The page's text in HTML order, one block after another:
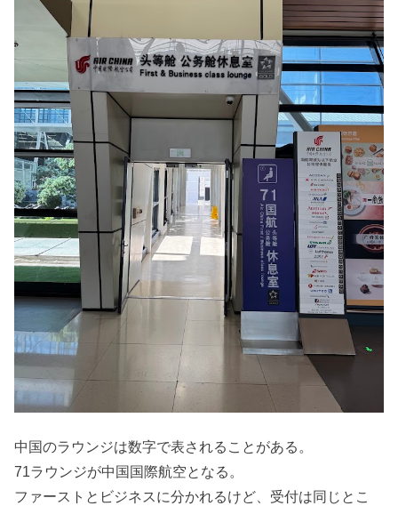
中国のラウンジは数字で表されることがある。
71ラウンジが中国国際航空となる。
ファーストとビジネスに分かれるけど、受付は同じとこ